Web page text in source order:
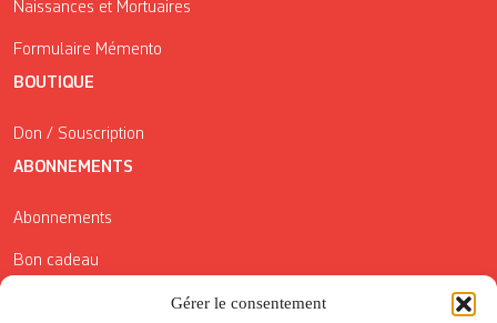
Gérer le consentement
Naissances et Mortuaires
Formulaire Mémento
BOUTIQUE
Don / Souscription
ABONNEMENTS
Abonnements
Bon cadeau
Conditions générales de vente